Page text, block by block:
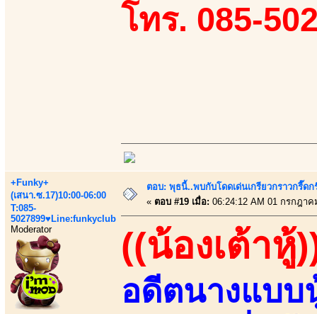
โทร. 085-
+Funky+
(เสนา.ซ.17)10:00-06:00
T:085-
5027899♥Line:funkyclub
Moderator
ตอบ: พุธนี้..พบกับโดดเด่นเกรียวกราวกรี๊
« ตอบ #19 เมื่อ: 06:24:12 AM 01 กรกฎาค
((น้องเต้าหู้
อดีตนางแบบ